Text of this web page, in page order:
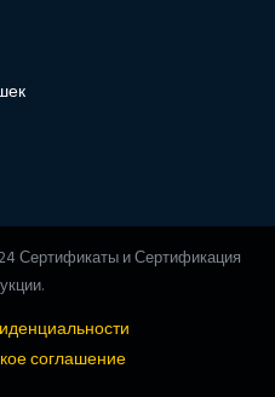
Сертификаты и Сертификация
соглашение